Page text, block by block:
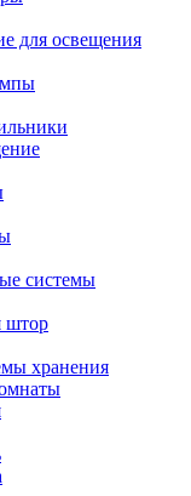
для освещения
системы
штор
хранения